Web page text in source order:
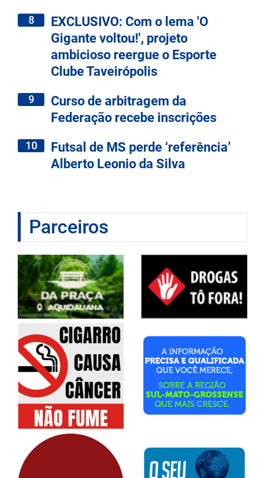
8
EXCLUSIVO: Com o lema 'O
Gigante voltou!', projeto
ambicioso reergue o Esporte
Clube Taveirópolis
9
Curso de arbitragem da
Federação recebe inscrições
10
Futsal de MS perde ‘referência’
Alberto Leonio da Silva
Parceiros